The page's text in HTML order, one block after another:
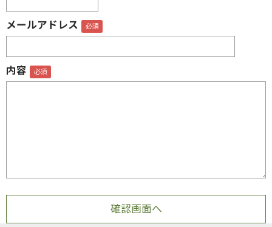
メールアドレス
内容